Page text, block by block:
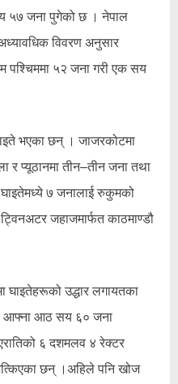
५७ जना पुगेको छ । नेपाल
विवरण अनुसार
पश्चिममा ५२ जना गरी एक सय
भएका छन् । जाजरकोटमा
प्यूठानमा तीन–तीन जना तथा
७ जनालाई रुकुमको
जहाजमार्फत काठमाण्डौ
घाइतेहरूको उद्धार लगायतका
आफ्ना आठ सय ६० जना
६ दशमलव ४ रेक्टर
छन् ।अहिले पनि खोज